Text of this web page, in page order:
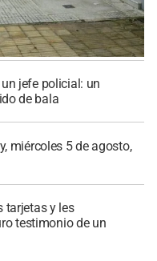
jefe policial: un
de bala
miércoles 5 de agosto,
tarjetas y les
testimonio de un